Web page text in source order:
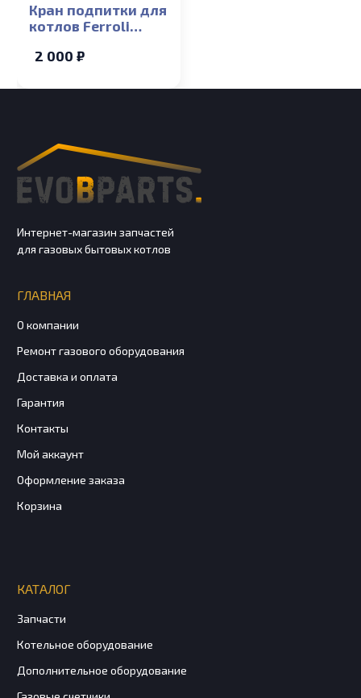
Кран подпитки для
котлов Ferroli
2 000 ₽
Интернет-магазин запчастей
для газовых бытовых котлов
ГЛАВНАЯ
О компании
Ремонт газового оборудования
Доставка и оплата
Гарантия
Контакты
Мой аккаунт
Оформление заказа
Корзина
КАТАЛОГ
Запчасти
Котельное оборудование
Дополнительное оборудование